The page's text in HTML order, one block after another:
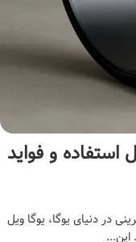
و فواید
در دنیای یوگا، یوگا ویل